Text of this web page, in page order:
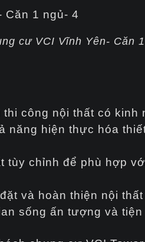
cư VCI Vĩnh Yên- Căn
thi công nội thất có kinh
năng hiện thực hóa
tùy chỉnh để phù hợp
và hoàn thiện nội
sống ấn tượng và tiện